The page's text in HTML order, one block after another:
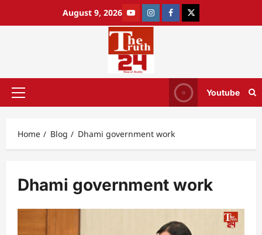
August 9, 2026
Youtube
Home Blog Dhami government work
Dhami government work